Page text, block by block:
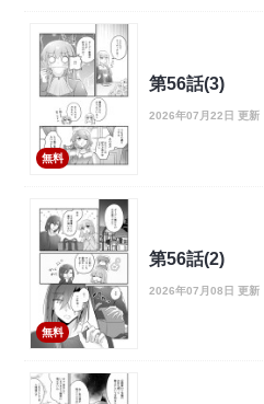
無料
第56話(3)
2026年07月22日 更新
無料
第56話(2)
2026年07月08日 更新